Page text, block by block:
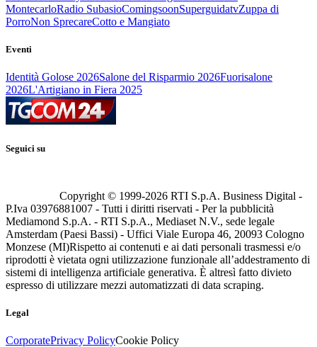
MontecarloRadio SubasioComingsoonSuperguidatvZuppa di
PorroNon SprecareCotto e Mangiato
Eventi
Identità Golose 2026Salone del Risparmio 2026Fuorisalone
2026L'Artigiano in Fiera 2025
Seguici su
Copyright © 1999-2026 RTI S.p.A. Business Digital -
P.Iva 03976881007 - Tutti i diritti riservati - Per la pubblicità
Mediamond S.p.A. - RTI S.p.A., Mediaset N.V., sede legale
Amsterdam (Paesi Bassi) - Uffici Viale Europa 46, 20093 Cologno
Monzese (MI)Rispetto ai contenuti e ai dati personali trasmessi e/o
riprodotti è vietata ogni utilizzazione funzionale all’addestramento di
sistemi di intelligenza artificiale generativa. È altresì fatto divieto
espresso di utilizzare mezzi automatizzati di data scraping.
Legal
CorporatePrivacy PolicyCookie Policy